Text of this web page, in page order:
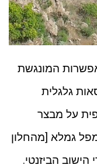
המונגשת
גלגלית
על מבצר
גמלא [מהחלון
הביזנטי.